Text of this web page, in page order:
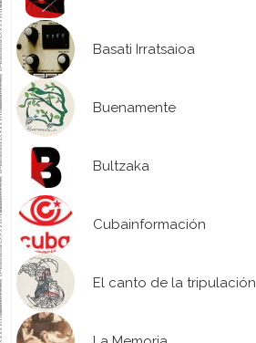
Basati Irratsaioa
Buenamente
Bultzaka
Cubainformación
El canto de la tripulación